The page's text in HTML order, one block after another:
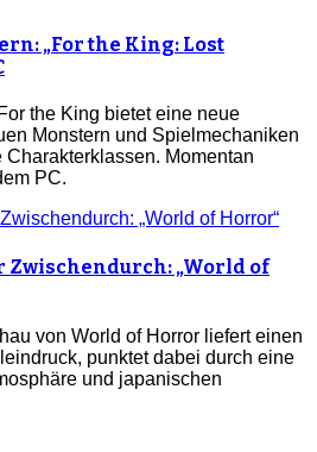
„For the King: Lost
the King bietet eine neue
Monstern und Spielmechaniken
Momentan
PC.
Zwischendurch: „World of
von World of Horror liefert einen
punktet dabei durch eine
und japanischen